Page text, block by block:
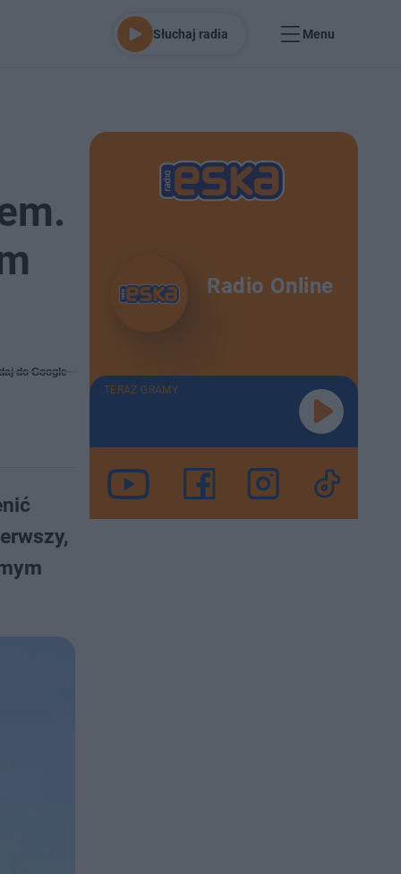
Słuchaj radia Menu
do Google
Radio Online
TERAZ GRAMY